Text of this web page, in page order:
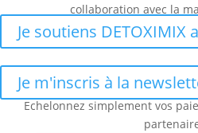
collaboration avec la
Je soutiens DETOXIMIX
Je m'inscris à la
Echelonnez simplement vos